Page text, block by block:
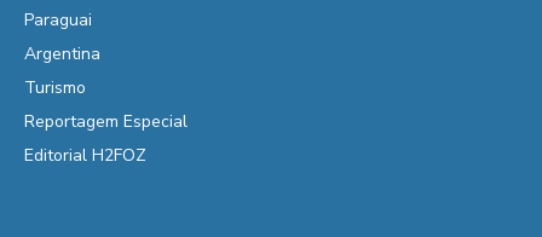
Paraguai
Argentina
Turismo
Reportagem Especial
Editorial H2FOZ